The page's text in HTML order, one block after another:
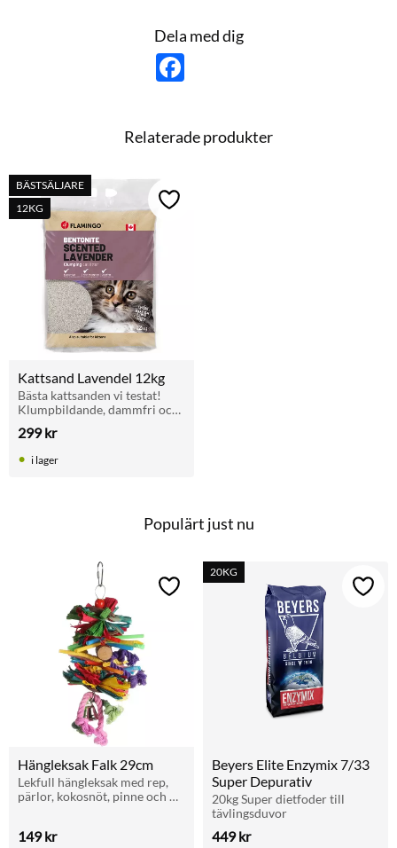
Dela med dig
F
o
o
Relaterade produkter
Kattsand Lavendel 12kg
Bästa kattsanden vi testat!
Klumpbildande, dammfri och
räcker upp till 90 dagar.
299kr
BÄSTSÄLJARE
12KG
Lägg till i favoriter
i lager
Populärt just nu
Hängleksak Falk 29cm
Lekfull hängleksak med rep,
pärlor, kokosnöt, pinne och
149kr
Lägg till i favoriter
Beyers Elite Enzymix 7/33
Super Depurativ
20kg Super dietfoder till
tävlingsduvor
449kr
20KG
Lägg